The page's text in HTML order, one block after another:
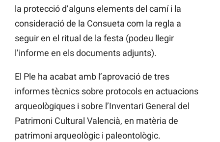
la protecció d’alguns elements del camí i la
consideració de la Consueta com la regla a
seguir en el ritual de la festa (podeu llegir
l’informe en els documents adjunts).
El Ple ha acabat amb l’aprovació de tres
informes tècnics sobre protocols en actuacions
arqueològiques i sobre l’Inventari General del
Patrimoni Cultural Valencià, en matèria de
patrimoni arqueològic i paleontològic.